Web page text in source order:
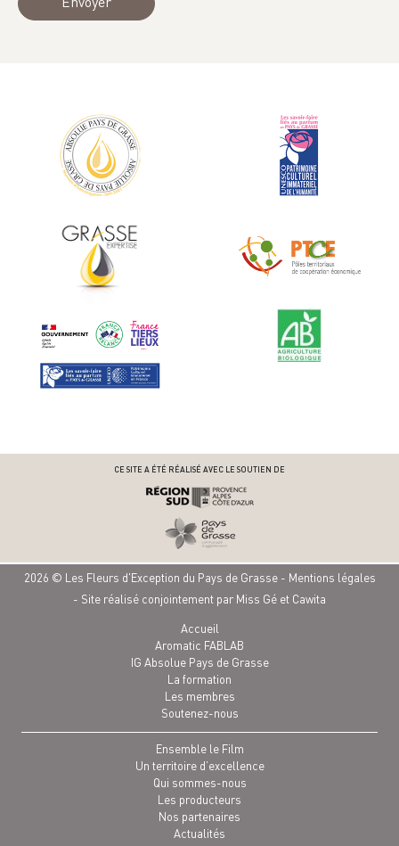
CE SITE A ÉTÉ RÉALISÉ AVEC LE SOUTIEN DE
2026 © Les Fleurs d'Exception du Pays de Grasse - Mentions légales
- Site réalisé conjointement par Miss Gé et Cawita
Accueil
Aromatic FABLAB
IG Absolue Pays de Grasse
La formation
Les membres
Soutenez-nous
Ensemble le Film
Un territoire d’excellence
Qui sommes-nous
Les producteurs
Nos partenaires
Actualités